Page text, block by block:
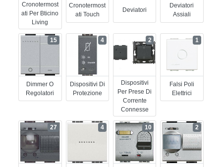
Cronotermost
Ati Per Bticino
Living
Cronotermost
Ati Touch
Deviatori
Deviatori
Assiali
Dimmer O
Regolatori
15
Dispositivi Di
Protezione
4
Dispositivi
Per Prese Di
Corrente
Connesse
2
Falsi Poli
Elettrici
1
27 4 10 2